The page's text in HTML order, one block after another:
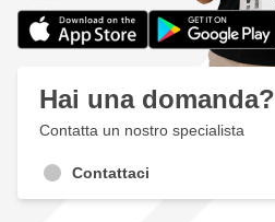
Hai una domanda?
Contatta un nostro specialista
Contattaci